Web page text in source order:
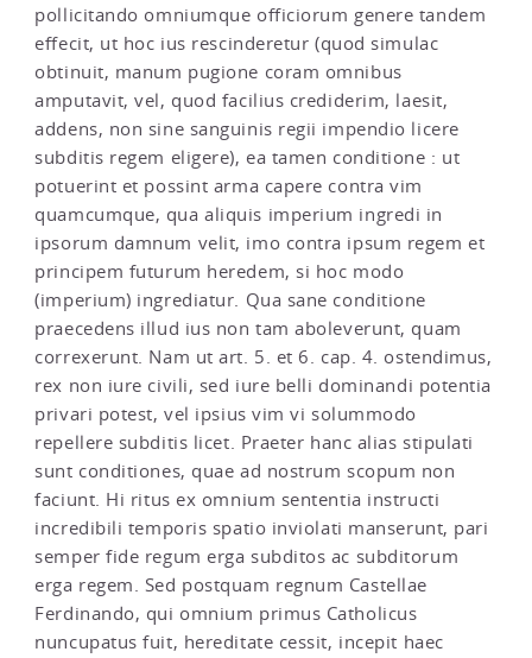
pollicitando omniumque officiorum genere tandem
effecit, ut hoc ius rescinderetur (quod simulac
obtinuit, manum pugione coram omnibus
amputavit, vel, quod facilius crediderim, laesit,
addens, non sine sanguinis regii impendio licere
subditis regem eligere), ea tamen conditione : ut
potuerint et possint arma capere contra vim
quamcumque, qua aliquis imperium ingredi in
ipsorum damnum velit, imo contra ipsum regem et
principem futurum heredem, si hoc modo
(imperium) ingrediatur. Qua sane conditione
praecedens illud ius non tam aboleverunt, quam
correxerunt. Nam ut art. 5. et 6. cap. 4. ostendimus,
rex non iure civili, sed iure belli dominandi potentia
privari potest, vel ipsius vim vi solummodo
repellere subditis licet. Praeter hanc alias stipulati
sunt conditiones, quae ad nostrum scopum non
faciunt. Hi ritus ex omnium sententia instructi
incredibili temporis spatio inviolati manserunt, pari
semper fide regum erga subditos ac subditorum
erga regem. Sed postquam regnum Castellae
Ferdinando, qui omnium primus Catholicus
nuncupatus fuit, hereditate cessit, incepit haec